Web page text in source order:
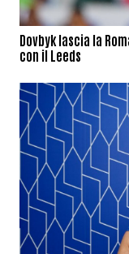
Dovbyk lascia la
con il Leeds